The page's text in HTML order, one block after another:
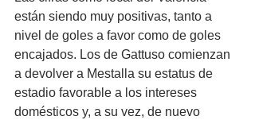
están siendo muy positivas, tanto a
nivel de goles a favor como de goles
encajados. Los de Gattuso comienzan
a devolver a Mestalla su estatus de
estadio favorable a los intereses
domésticos y, a su vez, de nuevo